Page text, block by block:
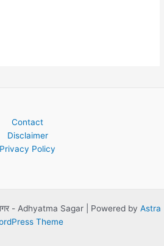
Contact
Disclaimer
Privacy Policy
- Adhyatma Sagar | Powered by Astra
Theme